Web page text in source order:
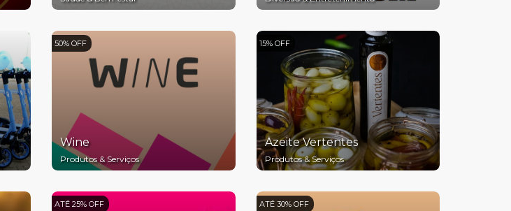
50% OFF
Wine
Produtos & Serviços
15% OFF
Azeite Vertentes
Produtos & Serviços
ATÉ 25% OFF ATÉ 30% OFF